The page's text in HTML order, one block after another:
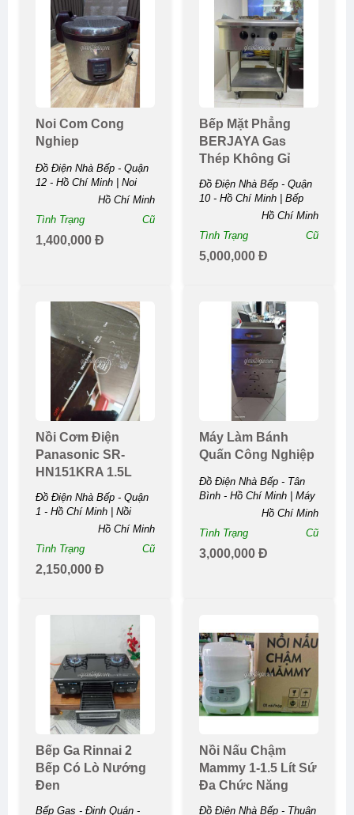
Noi Com Cong
Nghiep
Đồ Điện Nhà Bếp - Quận
12 - Hồ Chí Minh | Noi
Hồ Chí Minh
Tình Trạng
Cũ
1,400,000 Đ
Bếp Mặt Phẳng
BERJAYA Gas
Thép Không Gỉ
Đồ Điện Nhà Bếp - Quận
10 - Hồ Chí Minh | Bếp
Mặt Phẳng BERJAYA
Hồ Chí Minh
Tình Trạng
Cũ
5,000,000 Đ
Nồi Cơm Điện
Panasonic SR-
HN151KRA 1.5L
Like-New
Đồ Điện Nhà Bếp - Quận
1 - Hồ Chí Minh | Nồi
Cơm Điện Panasonic SR-
Hồ Chí Minh
Tình Trạng
Cũ
2,150,000 Đ
Máy Làm Bánh
Quấn Công Nghiệp
Đồ Điện Nhà Bếp - Tân
Bình - Hồ Chí Minh | Máy
Làm Bánh Quấn Công ...
Hồ Chí Minh
Tình Trạng
Cũ
3,000,000 Đ
Bếp Ga Rinnai 2
Bếp Có Lò Nướng
Đen
Bếp Gas - Định Quán -
Nồi Nấu Chậm
Mammy 1-1.5 Lít Sứ
Đa Chức Năng
Đồ Điện Nhà Bếp - Thuận